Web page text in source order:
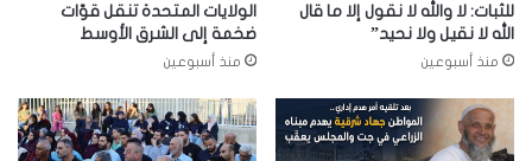
للثبات: لا والله لا نقول إلا ما قال
الله لا نقيل ولا نحيد”
منذ أسبوعين
الولايات المتحدة تنقل قوّات
ضخمة إلى الشرق الأوسط
منذ أسبوعين